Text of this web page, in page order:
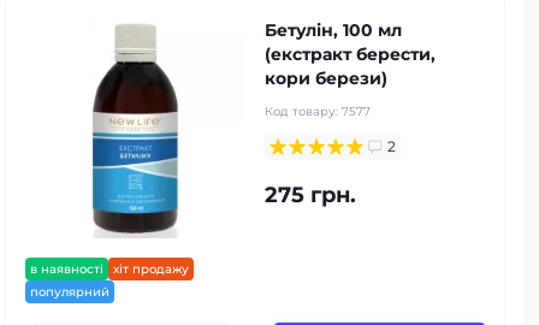
в наявності
хіт продажу
популярний
Бетулін, 100 мл
(екстракт берести,
кори берези)
Код товару: 7577
2
275 грн.